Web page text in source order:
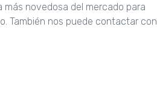
novedosa del mercado para
También nos puede contactar con